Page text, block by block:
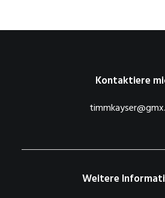
Kontaktiere
Weitere